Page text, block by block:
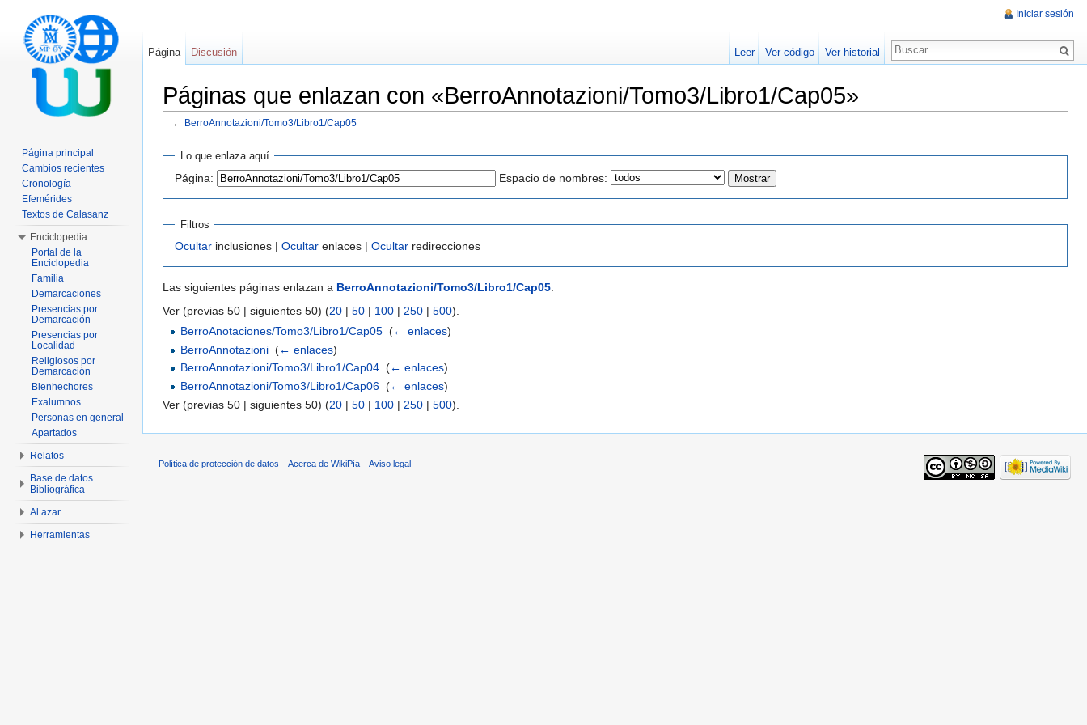
Páginas que enlazan con «BerroAnnotazioni/Tomo3/Libro1/Cap05»
← BerroAnnotazioni/Tomo3/Libro1/Cap05
Lo que enlaza aquí
Página: Espacio de nombres:
Filtros
Ocultar inclusiones | Ocultar enlaces | Ocultar redirecciones
Las siguientes páginas enlazan a BerroAnnotazioni/Tomo3/Libro1/Cap05:
Ver (previas 50 | siguientes 50) (20 | 50 | 100 | 250 | 500).
BerroAnotaciones/Tomo3/Libro1/Cap05 (← enlaces)
BerroAnnotazioni (← enlaces)
BerroAnnotazioni/Tomo3/Libro1/Cap04 (← enlaces)
BerroAnnotazioni/Tomo3/Libro1/Cap06 (← enlaces)
Ver (previas 50 | siguientes 50) (20 | 50 | 100 | 250 | 500).
Iniciar sesión
Página Discusión Leer Ver código Ver historial
Página principal
Cambios recientes
Cronología
Efemérides
Textos de Calasanz
Enciclopedia
Portal de la
Enciclopedia
Familia
Demarcaciones
Presencias por
Demarcación
Presencias por
Localidad
Religiosos por
Demarcación
Bienhechores
Exalumnos
Personas en general
Apartados
Relatos
Base de datos
Bibliográfica
Al azar
Herramientas
Política de protección de datos Acerca de WikiPía Aviso legal